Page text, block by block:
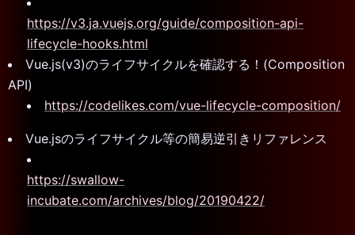
https://v3.ja.vuejs.org/guide/composition-api-
lifecycle-hooks.html
Vue.js(v3)のライフサイクルを確認する！(Composition
API)
https://codelikes.com/vue-lifecycle-composition/
Vue.jsのライフサイクル等の簡易逆引きリファレンス
https://swallow-
incubate.com/archives/blog/20190422/